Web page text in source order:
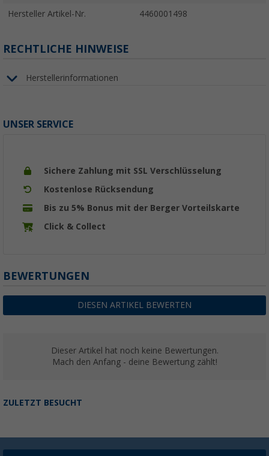
Hersteller Artikel-Nr. 4460001498
RECHTLICHE HINWEISE
Herstellerinformationen
UNSER SERVICE
Sichere Zahlung mit SSL Verschlüsselung
Kostenlose Rücksendung
Bis zu 5% Bonus mit der Berger Vorteilskarte
Click & Collect
BEWERTUNGEN
DIESEN ARTIKEL BEWERTEN
Dieser Artikel hat noch keine Bewertungen.
Mach den Anfang - deine Bewertung zählt!
ZULETZT BESUCHT